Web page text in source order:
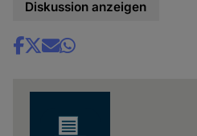
Diskussion anzeigen
Share